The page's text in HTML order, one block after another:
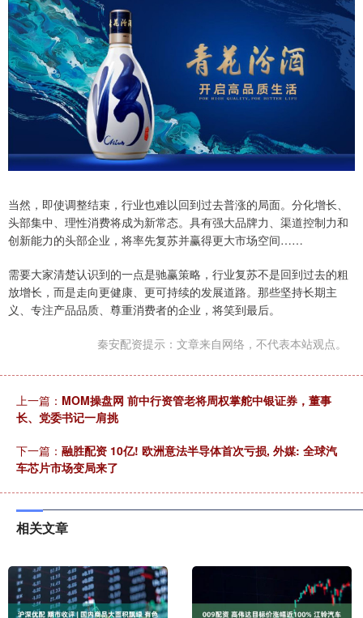
当然，即使调整结束，行业也难以回到过去普涨的局面。分化增长、
头部集中、理性消费将成为新常态。具有强大品牌力、渠道控制力和
创新能力的头部企业，将率先复苏并赢得更大市场空间……
需要大家清楚认识到的一点是驰赢策略，行业复苏不是回到过去的粗
放增长，而是走向更健康、更可持续的发展道路。那些坚持长期主
义、专注产品品质、尊重消费者的企业，将笑到最后。
秦安配资提示：文章来自网络，不代表本站观点。
上一篇： MOM操盘网 前中行资管老将周权掌舵中银证券，董事
长、党委书记一肩挑
下一篇： 融胜配资 10亿! 欧洲意法半导体首次亏损, 外媒: 全球汽
车芯片市场变局来了
相关文章